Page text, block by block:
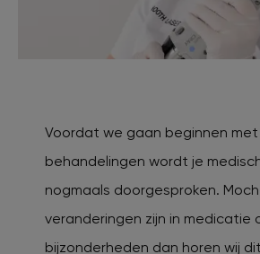
Voordat we gaan beginnen
behandelingen wordt je
nogmaals doorgesproken.
veranderingen zijn in medicatie
bijzonderheden dan horen wij